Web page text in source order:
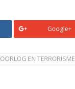
Google+
OORLOG EN TERRORISME